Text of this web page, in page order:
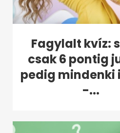
Fagylalt kvíz:
csak 6 pontig
pedig mindenki
-...